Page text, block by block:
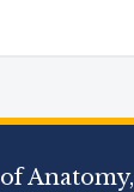
Anatomy,